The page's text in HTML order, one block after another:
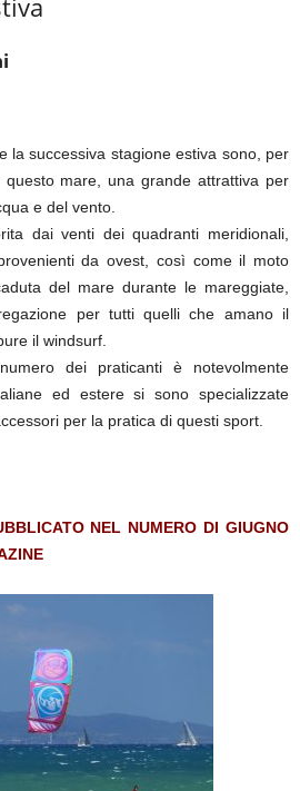
la successiva stagione estiva sono, per
mare, una grande attrattiva per
e del vento.
dai venti dei quadranti meridionali,
da ovest, così come il moto
del mare durante le mareggiate,
per tutti quelli che amano il
il windsurf.
dei praticanti è notevolmente
ed estere si sono specializzate
per la pratica di questi sport.
NEL NUMERO DI GIUGNO